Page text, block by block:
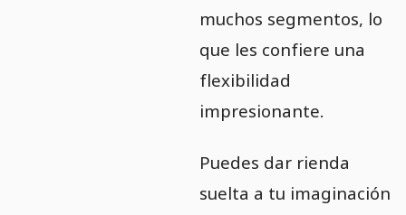
muchos segmentos, lo
que les confiere una
flexibilidad
impresionante.
Puedes dar rienda
suelta a tu imaginación